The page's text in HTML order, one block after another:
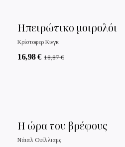
Ηπειρώτικο μοιρολόι
Κρίστοφερ Κινγκ
16,98€ 18,87€
Η ώρα του βρέφους
Νάιαλ Ουίλλιαμς